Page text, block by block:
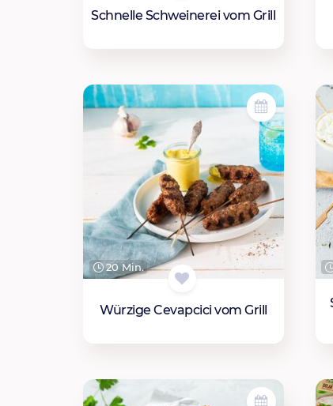
Schnelle Schweinerei vom Grill
20 Min.
Würzige Cevapcici vom Grill